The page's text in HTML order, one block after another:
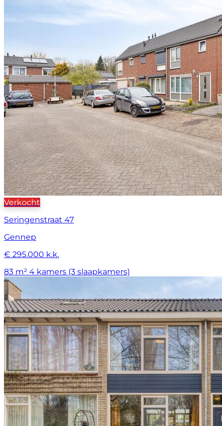
Verkocht
Seringenstraat 47
Gennep
€ 295.000 k.k.
83 m² 4 kamers (3 slaapkamers)